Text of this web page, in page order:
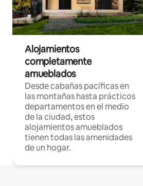
Alojamientos
completamente
amueblados
Desde cabañas pacíficas en
las montañas hasta prácticos
departamentos en el medio
de la ciudad, estos
alojamientos amueblados
tienen todas las amenidades
de un hogar.